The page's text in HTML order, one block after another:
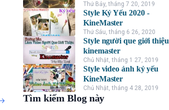
Thứ Bảy, tháng 7 20, 2019
Style Kỷ Yếu 2020 -
KineMaster
Thứ Sáu, tháng 6 26, 2020
Style người que giới thiệu
kinemaster
Chủ Nhật, tháng 1 27, 2019
Style video ảnh kỷ yếu
KineMaster
Chủ Nhật, tháng 4 28, 2019
Tìm kiếm Blog này